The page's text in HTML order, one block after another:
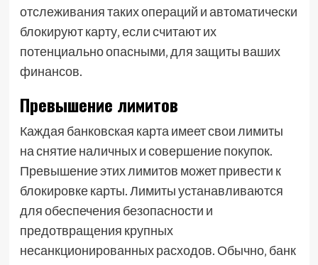
отслеживания таких операций и автоматически
блокируют карту‚ если считают их
потенциально опасными‚ для защиты ваших
финансов.
Превышение лимитов
Каждая банковская карта имеет свои лимиты
на снятие наличных и совершение покупок.
Превышение этих лимитов может привести к
блокировке карты. Лимиты устанавливаются
для обеспечения безопасности и
предотвращения крупных
несанкционированных расходов. Обычно‚ банк